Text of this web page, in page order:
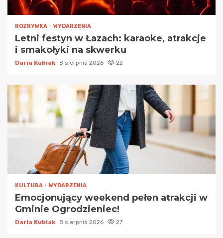
ROZRYWKA WYDARZENIA
Letni festyn w Łazach: karaoke, atrakcje
i smakołyki na skwerku
Daria Kubiak 8 sierpnia 2026 22
KULTURA WYDARZENIA
Emocjonujący weekend pełen atrakcji w
Gminie Ogrodzieniec!
Daria Kubiak 8 sierpnia 2026 27